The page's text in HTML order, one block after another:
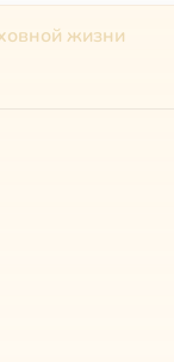
жизни